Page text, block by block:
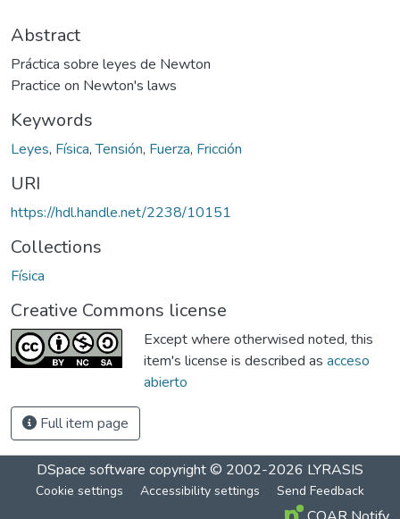
Abstract
Práctica sobre leyes de Newton
Practice on Newton's laws
Keywords
Leyes, Física,Tensión, Fuerza, Fricción
URI
https://hdl.handle.net/2238/10151
Collections
Física
Creative Commons license
Except where otherwised noted, this
item's license is described as acceso
abierto
Full item page
DSpace software copyright © 2002-2026 LYRASIS
Cookie settings Accessibility settings Send Feedback